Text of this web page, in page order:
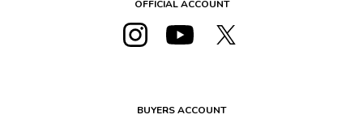
OFFICIAL ACCOUNT
BUYERS ACCOUNT